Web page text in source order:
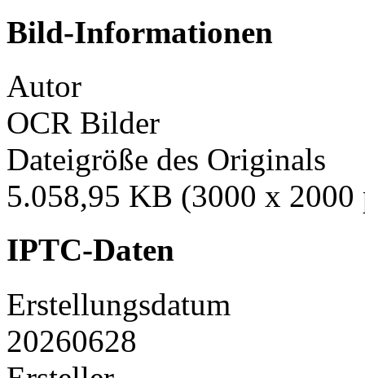
Bild-Informationen
Autor
OCR Bilder
Dateigröße des Originals
5.058,95 KB (3000 x 2000
IPTC-Daten
Erstellungsdatum
20260628